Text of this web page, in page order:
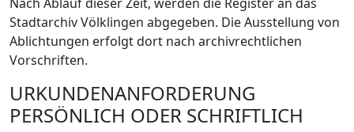
Stadtarchiv Völklingen abgegeben. Die Ausstellung von
Ablichtungen erfolgt dort nach archivrechtlichen
Vorschriften.
URKUNDENANFORDERUNG
PERSÖNLICH ODER SCHRIFTLICH